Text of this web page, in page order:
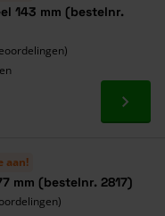
143 mm (bestelnr.
Ga
aan!
mm (bestelnr. 2817)